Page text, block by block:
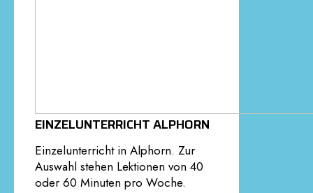
EINZELUNTERRICHT ALPHORN
Einzelunterricht in Alphorn. Zur
Auswahl stehen Lektionen von 40
oder 60 Minuten pro Woche.